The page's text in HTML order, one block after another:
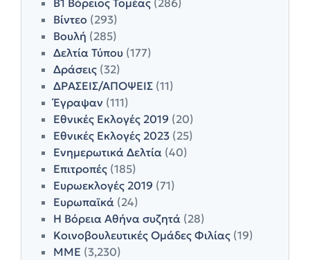
Β1 Βόρειος Τομέας (286)
Βίντεο (293)
Βουλή (285)
Δελτία Τύπου (177)
Δράσεις (32)
ΔΡΑΣΕΙΣ/ΑΠΟΨΕΙΣ (11)
Έγραψαν (111)
Εθνικές Εκλογές 2019 (20)
Εθνικές Εκλογές 2023 (25)
Ενημερωτικά Δελτία (40)
Επιτροπές (185)
Ευρωεκλογές 2019 (71)
Ευρωπαϊκά (24)
Η Βόρεια Αθήνα συζητά (28)
Κοινοβουλευτικές Ομάδες Φιλίας (19)
ΜΜΕ (3,230)